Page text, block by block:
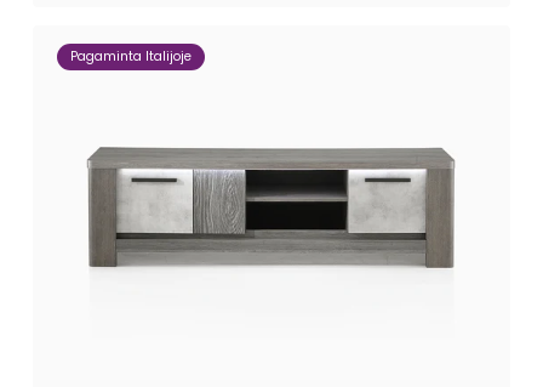
Pagaminta Italijoje